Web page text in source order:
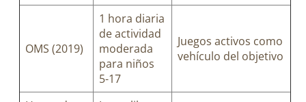
OMS (2019)
1 hora diaria
de actividad
moderada
para niños
5-17
Juegos activos como
vehículo del objetivo